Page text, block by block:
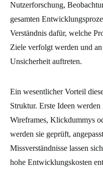
Nutzerforschung,
gesamten
Verständnis dafür, welche
Ziele verfolgt werden und
Unsicherheit auftreten.
Ein wesentlicher Vorteil
Struktur. Erste Ideen
Wireframes, Klickdummys
werden sie geprüft,
Missverständnisse lassen
hohe Entwicklungskosten